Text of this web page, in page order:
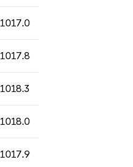
1017.0
1017.8
1018.3
1018.0
1017.9